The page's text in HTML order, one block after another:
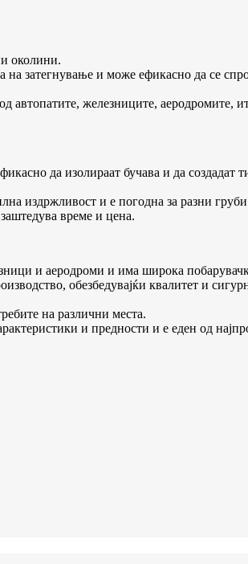
околини.
на затегнување и може ефикасно да се
автопатите, железниците, аеродромите,
да изолираат бучава и да создадат
издржливост и е погодна за разни
време и цена.
и аеродроми и има широка
обезбедувајќи квалитет и
на различни места.
и предности и е еден од